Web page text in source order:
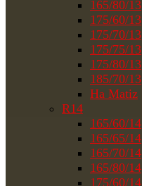
165/80/13
175/60/13
175/70/13
175/75/13
175/80/13
185/70/13
На Matiz
R14
165/60/14
165/65/14
165/70/14
165/80/14
175/60/14